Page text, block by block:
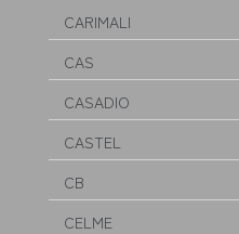
CARIMALI
CAS
CASADIO
CASTEL
CB
CELME